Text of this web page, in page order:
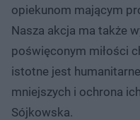
opiekunom mającym
Nasza akcja ma także
poświęconym miłości
istotne jest
mniejszych i ochrona
Sójkowska.